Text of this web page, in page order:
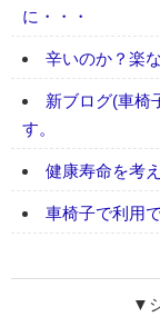
に・・・
辛いのか？楽
新ブログ(車椅
す。
健康寿命を考
車椅子で利用
▼